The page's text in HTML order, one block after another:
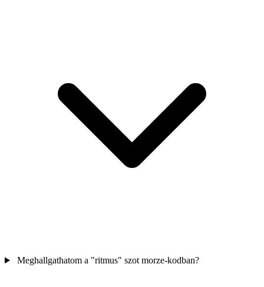
Meghallgathatom a "ritmus" szot morze-kodban?